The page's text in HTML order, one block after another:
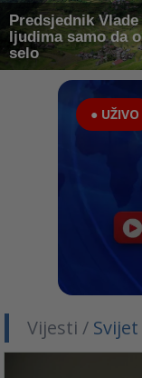
Predsjednik Vlade
ljudima samo da
selo
● UŽIVO
Vijesti / Svijet